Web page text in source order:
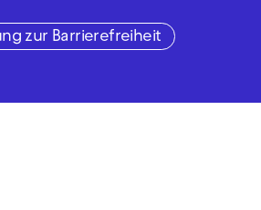
zur Barrierefreiheit